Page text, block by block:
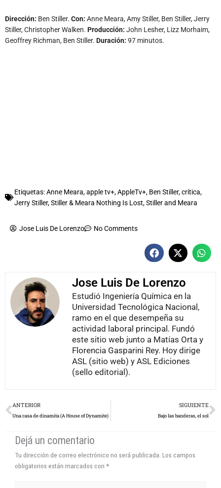
Dirección: Ben Stiller. Con: Anne Meara, Amy Stiller, Ben Stiller, Jerry
Stiller, Christopher Walken. Producción: John Lesher, Lizz Morhaim,
Geoffrey Richman, Ben Stiller. Duración: 97 minutos.
Etiquetas:Anne Meara,apple tv+,AppleTv+, Ben Stiller,crítica,
Jerry Stiller,Stiller & Meara Nothing Is Lost,Stiller and Meara
Jose Luis De Lorenzo No Comments
Jose Luis De Lorenzo
Estudió Ingeniería Química en la
Universidad Tecnológica Nacional,
ramo en el que desempeña su
actividad laboral principal. Fundó
este sitio web junto a Matías Orta y
Florencia Gasparini Rey. Hoy dirige
ASL (sitio web) y ASL Ediciones
(sello editorial).
Prev
ANTERIOR
Una casa de dinamita (A House of Dynamite)
SIGUIENTE
Bajo las banderas, el sol
Dejá un comentario
Tu dirección de correo electrónico no será publicada. Los campos
obligatorios están marcados con *